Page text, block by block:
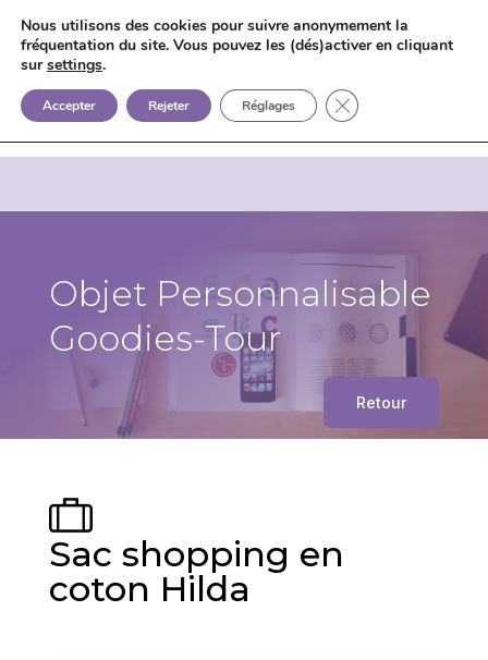
Objet Personnalisable
Goodies-Tour
Retour
Sac shopping en
coton Hilda
Nous utilisons des cookies pour suivre anonymement la
fréquentation du site. Vous pouvez les (dés)activer en cliquant
sursettings.
Accepter Rejeter Réglages Fermer la bannière